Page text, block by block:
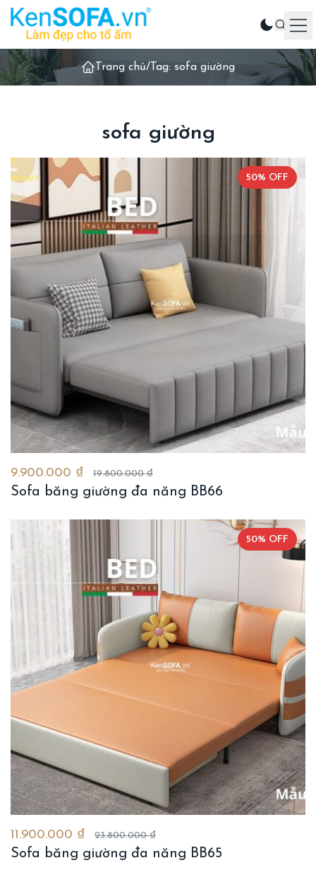
Sản phẩm
Phòng ngủ
Sản phẩm khác
Liên hệ
Trang chủ/ Tag: sofa giường
sofa giường
50% OFF
9.900.000 ₫ 19.800.000 ₫
Sofa băng giường đa năng BB66
50% OFF
11.900.000 ₫ 23.800.000 ₫
Sofa băng giường đa năng BB65